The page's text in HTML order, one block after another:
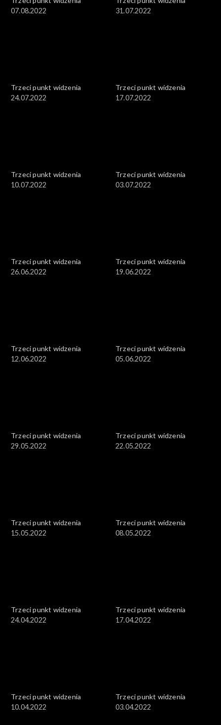
07.08.2022
31.07.2022
Trzeci punkt widzenia
24.07.2022
Trzeci punkt widzenia
17.07.2022
Trzeci punkt widzenia
10.07.2022
Trzeci punkt widzenia
03.07.2022
Trzeci punkt widzenia
26.06.2022
Trzeci punkt widzenia
19.06.2022
Trzeci punkt widzenia
12.06.2022
Trzeci punkt widzenia
05.06.2022
Trzeci punkt widzenia
29.05.2022
Trzeci punkt widzenia
22.05.2022
Trzeci punkt widzenia
15.05.2022
Trzeci punkt widzenia
08.05.2022
Trzeci punkt widzenia
24.04.2022
Trzeci punkt widzenia
17.04.2022
Trzeci punkt widzenia
10.04.2022
Trzeci punkt widzenia
03.04.2022